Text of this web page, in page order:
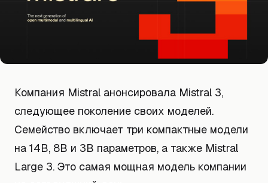
Компания Mistral анонсировала Mistral 3,
следующее поколение своих моделей.
Семейство включает три компактные модели
на 14B, 8B и 3B параметров, а также Mistral
Large 3. Это самая мощная модель компании